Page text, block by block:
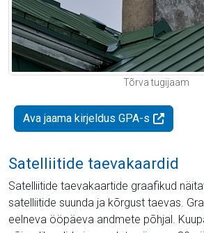
Tõrva tugijaam
Ava jaama kirjeldus GPA-s
Satelliitide taevakaardid
Satelliitide taevakaartide graafikud
satelliitide suunda ja kõrgust taevas.
eelneva ööpäeva andmete põhjal.